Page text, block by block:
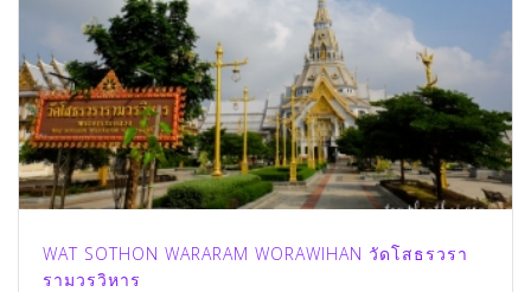
WAT SOTHON WARARAM WORAWIHAN วัดโสธรวรา
รามวรวิหาร